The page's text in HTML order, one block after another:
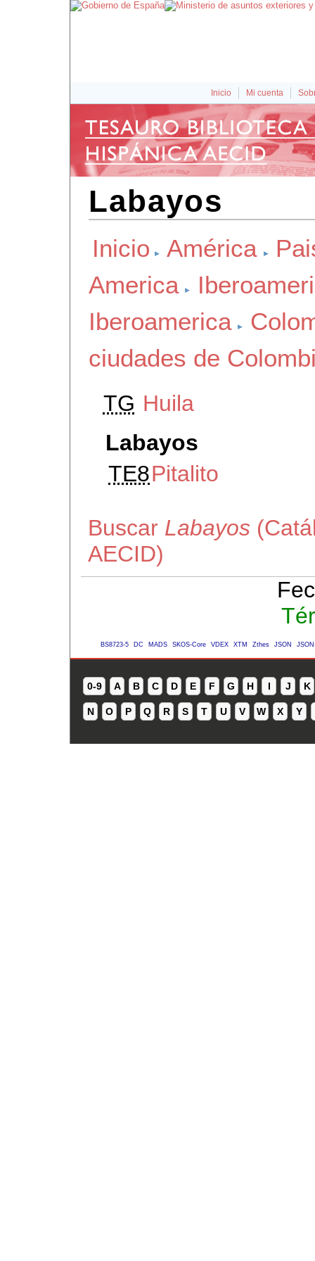
Inicio Mi cuenta
Labayos
Inicio América
America
Iberoamerica
ciudades de
TG Huila
Labayos
TE8Pitalito
Buscar Labayos
AECID)
BS8723-5 DC MADS SKOS-Core VDEX XTM Zthes JSON
0-9 A B C D E F G H I J K
N O P Q R S T U V W X Y